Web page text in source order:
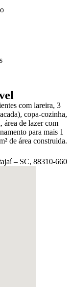
com lareira, 3
copa-cozinha,
área de lazer com
para mais 1
de área construida.
– SC, 88310-660